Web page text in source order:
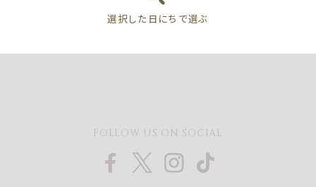
FOLLOW US ON SOCIAL